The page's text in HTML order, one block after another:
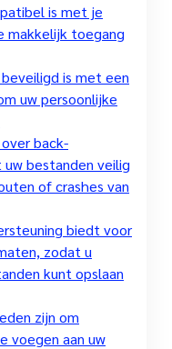
is met je
makkelijk toegang
is met een
uw persoonlijke
back-
bestanden veilig
of crashes van
biedt voor
zodat u
kunt opslaan
zijn om
voegen aan uw